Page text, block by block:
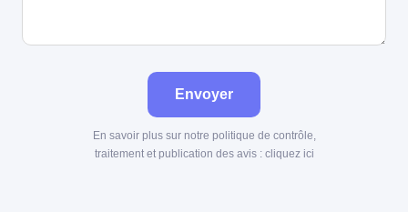
Envoyer
En savoir plus sur notre politique de contrôle,
traitement et publication des avis : cliquez ici